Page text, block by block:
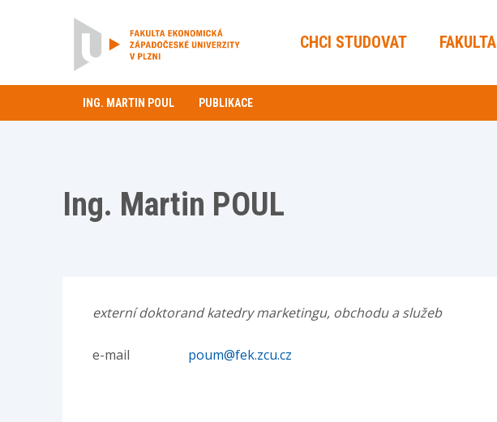
CHCI STUDOVAT FAKULTA
ING. MARTIN POUL PUBLIKACE
Ing. Martin POUL
externí doktorand katedry marketingu, obchodu a služeb
e-mail poum@fek.zcu.cz